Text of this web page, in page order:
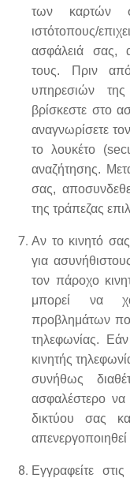
των καρτών
ιστότοπους/
ασφάλειά σας,
τους. Πριν
υπηρεσιών
βρίσκεστε στο
αναγνωρίσετε
το λουκέτο
αναζήτησης.
σας,
της τράπεζας
Αν το κινητό
για
τον πάροχο
μπορεί να
προβλημάτων
τηλεφωνίας.
κινητής
συνήθως
ασφαλέστερο να
δικτύου σας
Εγγραφείτε